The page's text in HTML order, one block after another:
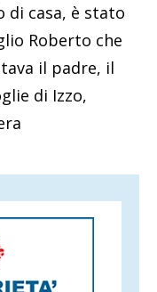
di casa, è stato
Roberto che
il padre, il
di Izzo,